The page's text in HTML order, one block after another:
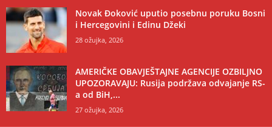
Novak Đoković uputio posebnu poruku Bosni
i Hercegovini i Edinu Džeki
28 ožujka, 2026
AMERIČKE OBAVJEŠTAJNE AGENCIJE OZBILJNO
UPOZORAVAJU: Rusija podržava odvajanje RS-
a od BiH,...
27 ožujka, 2026